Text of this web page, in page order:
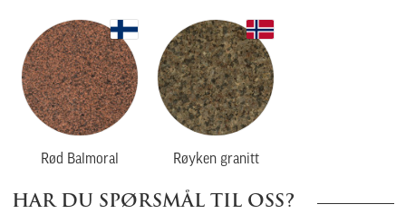
Rød Balmoral Røyken granitt
HAR DU SPØRSMÅL TIL OSS?